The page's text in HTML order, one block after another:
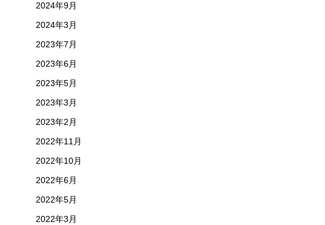
2024年9月
2024年3月
2023年7月
2023年6月
2023年5月
2023年3月
2023年2月
2022年11月
2022年10月
2022年6月
2022年5月
2022年3月